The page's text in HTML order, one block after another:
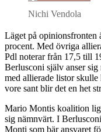
Nichi Vendola
Läget på opinionsfronten
procent. Med övriga
Pdl noterar från 17,5 till
Berlusconi själv anser sig
med allierade listor
vore sant blir det en het
Mario Montis koalition
sig nämnvärt. I
Monti som bär ansvaret